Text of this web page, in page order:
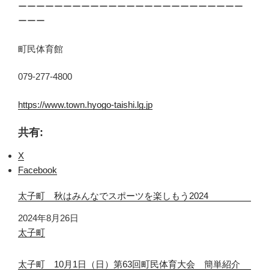
ーーーーーーーーーーーーーーーーーーーーーーーーー
ーーー
町民体育館
079-277-4800
https://www.town.hyogo-taishi.lg.jp
共有:
X
Facebook
太子町 秋はみんなでスポーツを楽しもう2024
日付
2024年8月26日
関連理由
太子町
太子町 10月1日（日）第63回町民体育大会 簡単紹介